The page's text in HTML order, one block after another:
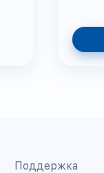
Поддержка